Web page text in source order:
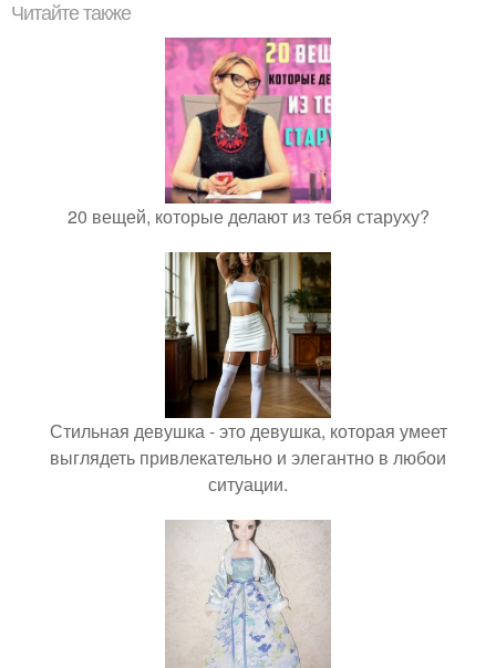
Читайте также
20 вещей, которые делают из тебя старуху?
Стильная девушка - это девушка, которая умеет
выглядеть привлекательно и элегантно в любои
ситуации.